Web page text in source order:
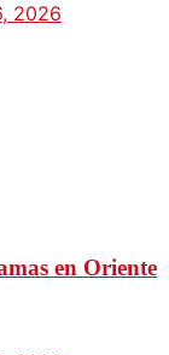
2026
en Oriente